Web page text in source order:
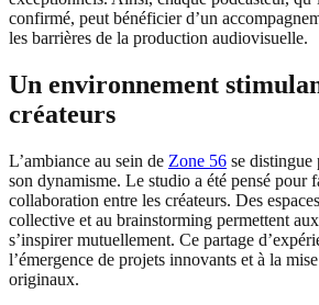
confirmé, peut bénéficier d’un
les barrières de la production audiovisuelle.
Un environnement
créateurs
L’ambiance au sein de Zone 56 se distingue
son dynamisme. Le studio a été pensé pour
collaboration entre les créateurs. Des
collective et au brainstorming permettent
s’inspirer mutuellement. Ce partage
l’émergence de projets innovants et à la
originaux.